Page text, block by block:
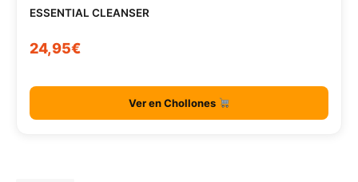
ESSENTIAL CLEANSER
24,95€
Ver en Chollones